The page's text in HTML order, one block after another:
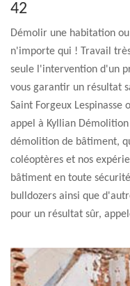
42
Démolir une habitation
n'importe qui ! Travail
seule l'intervention d'un
vous garantir un résultat
Saint Forgeux
appel à Kyllian
démolition de bâtiment,
coléoptères et nos
bâtiment en toute
bulldozers ainsi que
pour un résultat sûr,